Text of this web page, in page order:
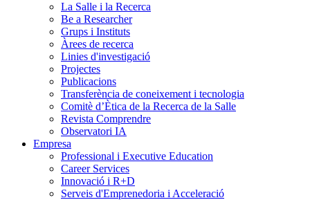
La Salle i la Recerca
Be a Researcher
Grups i Instituts
Àrees de recerca
Linies d'investigació
Projectes
Publicacions
Transferència de coneixement i tecnologia
Comitè d’Ètica de la Recerca de la Salle
Revista Comprendre
Observatori IA
Empresa
Professional i Executive Education
Career Services
Innovació i R+D
Serveis d'Emprenedoria i Acceleració